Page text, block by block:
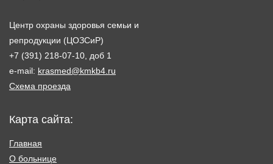
Центр охраны здоровья семьи и
репродукции (ЦОЗСиР)
+7 (391) 218-07-10, доб 1
e-mail: krasmed@kmkb4.ru
Схема проезда
Карта сайта:
Главная
О больнице